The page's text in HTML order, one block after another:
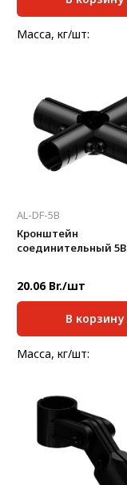
Масса, кг/шт:
AL-DF-5B
Кронштейн
соединительный 5В
20.06 Br./шт
В корзину
Масса, кг/шт: